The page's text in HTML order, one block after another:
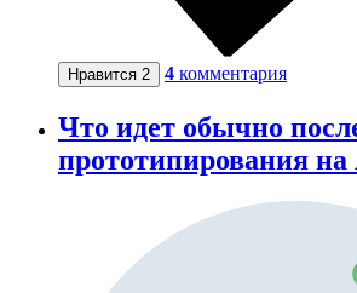
Нравится 2 4 комментария
Что идет обычно
прототипирования